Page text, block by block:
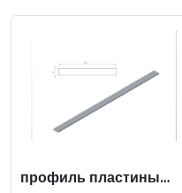
профиль пластины